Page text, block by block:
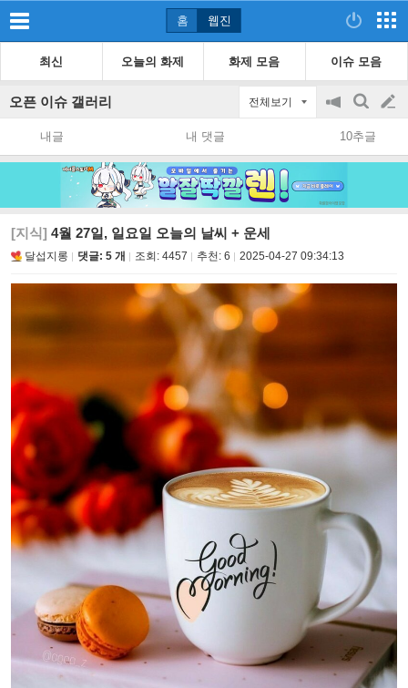
홈 웹진
최신 오늘의 화제 화제 모음 이슈 모음
오픈 이슈 갤러리 전체보기
공
지
on/off
검
색
글
쓰
내글 내 댓글 10추글
[지식] 4월 27일, 일요일 오늘의 날씨 + 운세
달섭지롱 댓글: 5 개 조회: 4457 추천: 6 2025-04-27 09:34:13